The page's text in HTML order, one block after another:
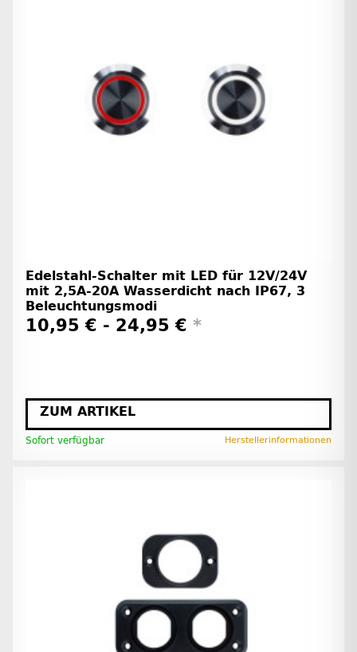
Edelstahl-Schalter mit LED für 12V/24V
mit 2,5A-20A Wasserdicht nach IP67, 3
Beleuchtungsmodi
10,95 € - 24,95 € *
ZUM ARTIKEL
Sofort verfügbar Herstellerinformationen